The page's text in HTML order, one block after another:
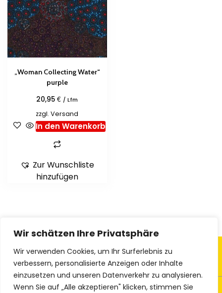
Wir schätzen Ihre Privatsphäre
Wir verwenden Cookies, um Ihr Surferlebnis zu
verbessern, personalisierte Anzeigen oder Inhalte
einzusetzen und unseren Datenverkehr zu analysieren.
Wenn Sie auf „Alle akzeptieren" klicken, stimmen Sie
„Woman Collecting Water“
purple
20,95€ / Lfm
zzgl.Versand
In den Warenkorb
Zur Wunschliste
hinzufügen